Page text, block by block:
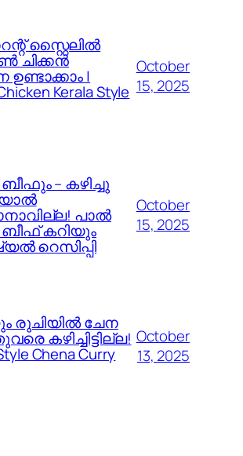
സ്റ്റൈലിൽ
ചിക്കൻ
|
Kerala Style
October
15, 2025
– കഴിച്ചു
പാൽ
ബീഫ് കറിയും
റെസിപ്പി
October
15, 2025
രുചിയിൽ ചേന
കഴിച്ചിട്ടില്ല!
Chena Curry
October
13, 2025